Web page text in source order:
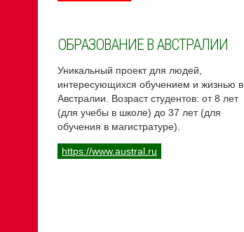
ОБРАЗОВАНИЕ В АВСТРАЛИИ
Уникальный проект для людей,
интересующихся обучением и жизнью в
Австралии. Возраст студентов: от 8 лет
(для учебы в школе) до 37 лет (для
обучения в магистратуре).
https://www.austral.ru